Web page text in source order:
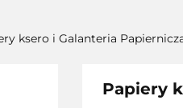
ksero i Galanteria
Papiery